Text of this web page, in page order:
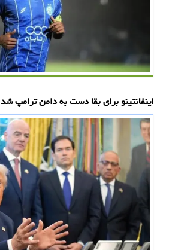
اینفانتینو برای بقا دست به دامن ترامپ شد